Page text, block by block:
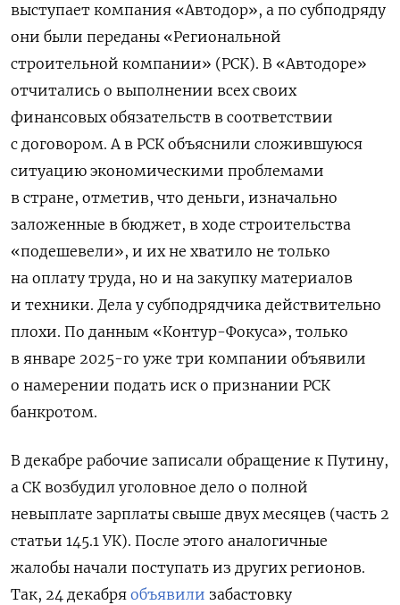
выступает компания «Автодор», а по субподряду
они были переданы «Региональной
строительной компании» (РСК). В «Автодоре»
отчитались о выполнении всех своих
финансовых обязательств в соответствии
с договором. А в РСК объяснили сложившуюся
ситуацию экономическими проблемами
в стране, отметив, что деньги, изначально
заложенные в бюджет, в ходе строительства
«подешевели», и их не хватило не только
на оплату труда, но и на закупку материалов
и техники. Дела у субподрядчика действительно
плохи. По данным «Контур-Фокуса», только
в январе 2025-го уже три компании объявили
о намерении подать иск о признании РСК
банкротом.
В декабре рабочие записали обращение к Путину,
а СК возбудил уголовное дело о полной
невыплате зарплаты свыше двух месяцев (часть 2
статьи 145.1 УК). После этого аналогичные
жалобы начали поступать из других регионов.
Так, 24 декабря объявили забастовку